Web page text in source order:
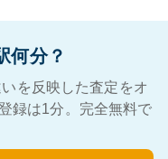
何分？
を反映した査定をオ
録は1分。完全無料で